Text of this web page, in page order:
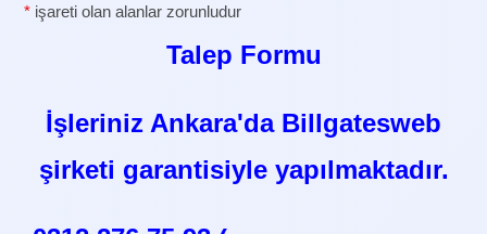
* işareti olan alanlar zorunludur
Talep Formu
İşleriniz Ankara'da Billgatesweb
şirketi garantisiyle yapılmaktadır.